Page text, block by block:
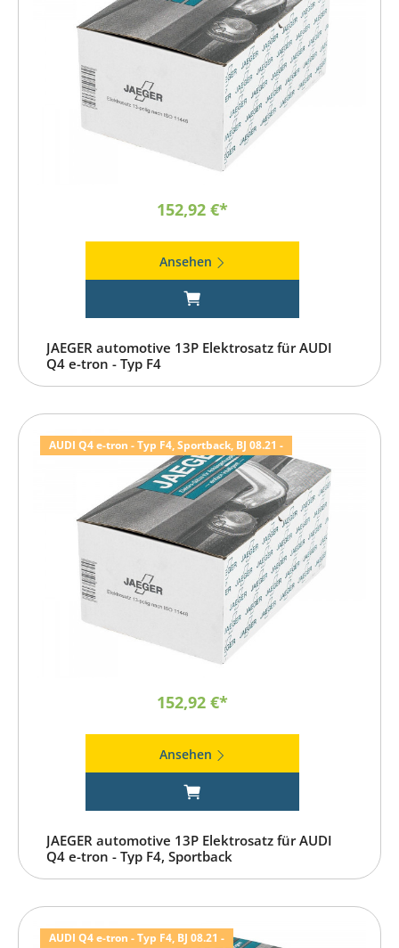
152,92 €*
Ansehen
JAEGER automotive 13P Elektrosatz für AUDI
Q4 e-tron - Typ F4
AUDI Q4 e-tron - Typ F4, Sportback, BJ 08.21 -
152,92 €*
Ansehen
JAEGER automotive 13P Elektrosatz für AUDI
Q4 e-tron - Typ F4, Sportback
AUDI Q4 e-tron - Typ F4, BJ 08.21 -